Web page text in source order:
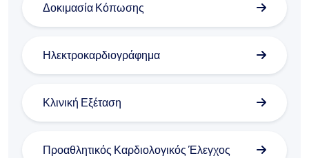
Δοκιμασία Κόπωσης
Ηλεκτροκαρδιογράφημα
Κλινική Εξέταση
Προαθλητικός Καρδιολογικός Έλεγχος